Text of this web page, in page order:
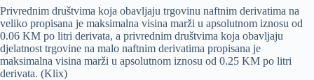
Privrednim društvima koja obavljaju trgovinu naftnim derivatima na
veliko propisana je maksimalna visina marži u apsolutnom iznosu od
0.06 KM po litri derivata, a privrednim društvima koja obavljaju
djelatnost trgovine na malo naftnim derivatima propisana je
maksimalna visina marži u apsolutnom iznosu od 0.25 KM po litri
derivata. (Klix)